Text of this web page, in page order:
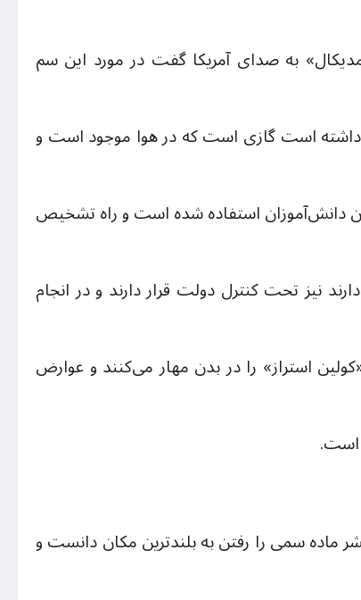
به صدای آمریکا گفت در مورد این سم
داشته است گازی است که در هوا موجود است و
دانش‌آموزان استفاده شده است و راه تشخیص
نیز تحت کنترل دولت قرار دارند و در انجام
استراز» را در بدن مهار می‌کنند و عوارض
است.
ماده سمی را رفتن به بلندترین مکان دانست و